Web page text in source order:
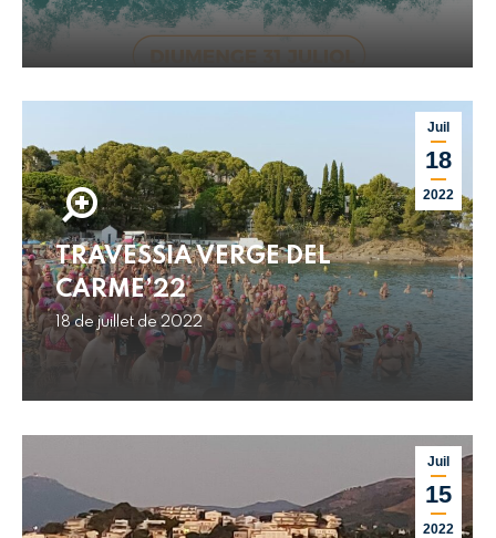
Juil
18
2022
TRAVESSIA VERGE DEL
CARME’22
18 de juillet de 2022
Juil
15
2022